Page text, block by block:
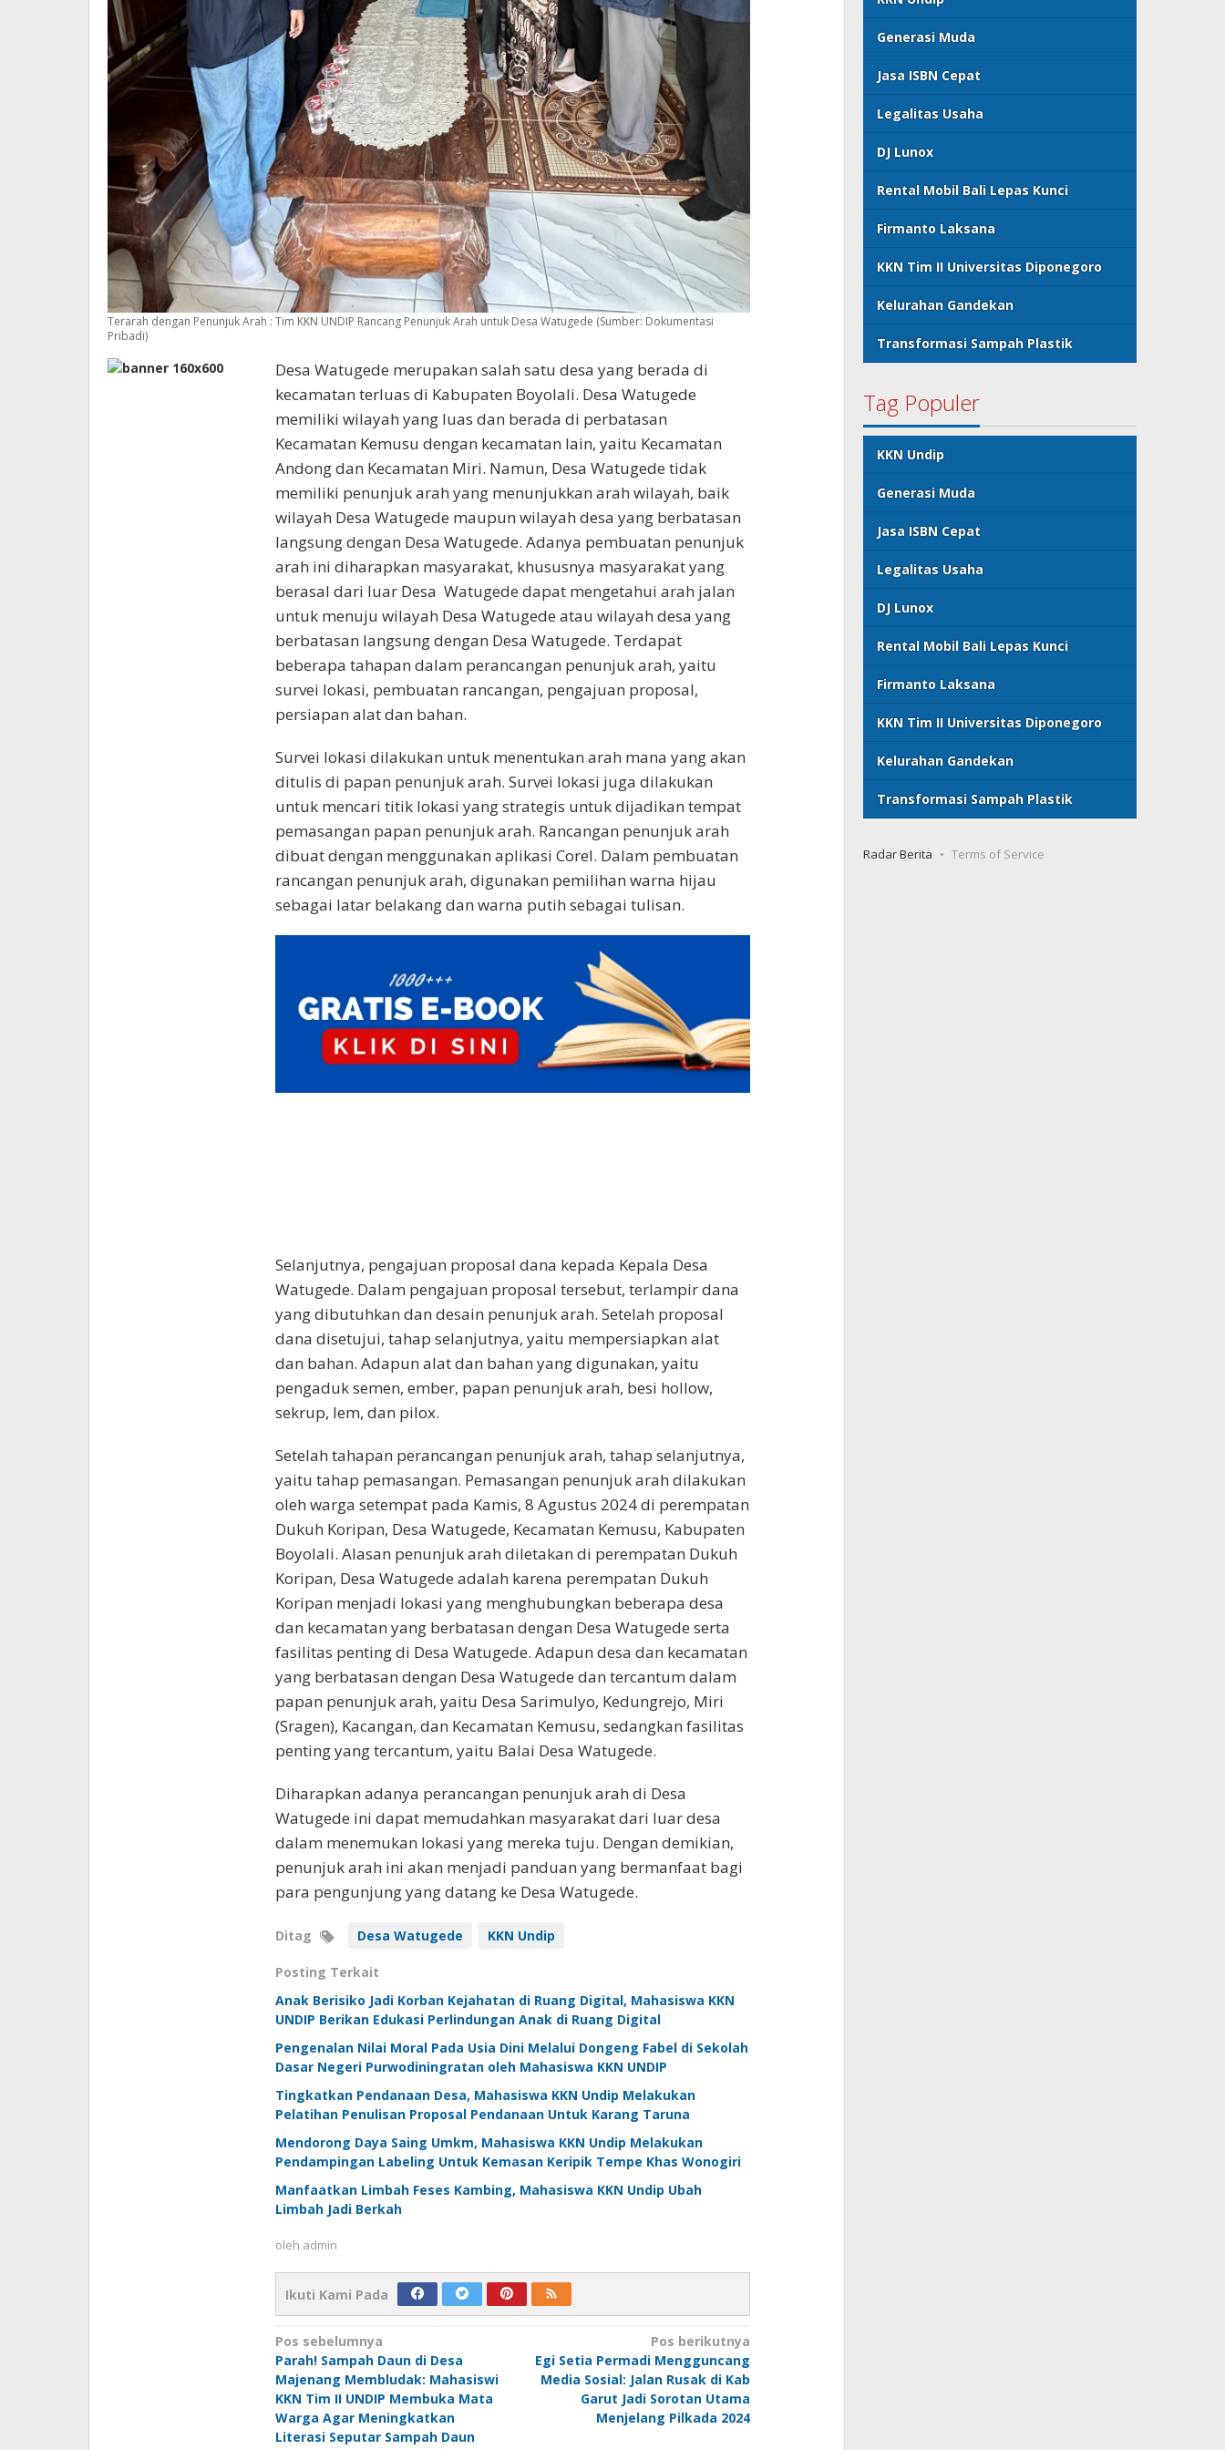
Terarah dengan Penunjuk Arah : Tim KKN UNDIP Rancang Penunjuk Arah untuk Desa Watugede (Sumber: Dokumentasi
Pribadi)
Desa Watugede merupakan salah satu desa yang berada di
kecamatan terluas di Kabupaten Boyolali. Desa Watugede
memiliki wilayah yang luas dan berada di perbatasan
Kecamatan Kemusu dengan kecamatan lain, yaitu Kecamatan
Andong dan Kecamatan Miri. Namun, Desa Watugede tidak
memiliki penunjuk arah yang menunjukkan arah wilayah, baik
wilayah Desa Watugede maupun wilayah desa yang berbatasan
langsung dengan Desa Watugede. Adanya pembuatan penunjuk
arah ini diharapkan masyarakat, khususnya masyarakat yang
berasal dari luar Desa Watugede dapat mengetahui arah jalan
untuk menuju wilayah Desa Watugede atau wilayah desa yang
berbatasan langsung dengan Desa Watugede. Terdapat
beberapa tahapan dalam perancangan penunjuk arah, yaitu
survei lokasi, pembuatan rancangan, pengajuan proposal,
persiapan alat dan bahan.
Survei lokasi dilakukan untuk menentukan arah mana yang akan
ditulis di papan penunjuk arah. Survei lokasi juga dilakukan
untuk mencari titik lokasi yang strategis untuk dijadikan tempat
pemasangan papan penunjuk arah. Rancangan penunjuk arah
dibuat dengan menggunakan aplikasi Corel. Dalam pembuatan
rancangan penunjuk arah, digunakan pemilihan warna hijau
sebagai latar belakang dan warna putih sebagai tulisan.
Selanjutnya, pengajuan proposal dana kepada Kepala Desa
Watugede. Dalam pengajuan proposal tersebut, terlampir dana
yang dibutuhkan dan desain penunjuk arah. Setelah proposal
dana disetujui, tahap selanjutnya, yaitu mempersiapkan alat
dan bahan. Adapun alat dan bahan yang digunakan, yaitu
pengaduk semen, ember, papan penunjuk arah, besi hollow,
sekrup, lem, dan pilox.
Setelah tahapan perancangan penunjuk arah, tahap selanjutnya,
yaitu tahap pemasangan. Pemasangan penunjuk arah dilakukan
oleh warga setempat pada Kamis, 8 Agustus 2024 di perempatan
Dukuh Koripan, Desa Watugede, Kecamatan Kemusu, Kabupaten
Boyolali. Alasan penunjuk arah diletakan di perempatan Dukuh
Koripan, Desa Watugede adalah karena perempatan Dukuh
Koripan menjadi lokasi yang menghubungkan beberapa desa
dan kecamatan yang berbatasan dengan Desa Watugede serta
fasilitas penting di Desa Watugede. Adapun desa dan kecamatan
yang berbatasan dengan Desa Watugede dan tercantum dalam
papan penunjuk arah, yaitu Desa Sarimulyo, Kedungrejo, Miri
(Sragen), Kacangan, dan Kecamatan Kemusu, sedangkan fasilitas
penting yang tercantum, yaitu Balai Desa Watugede.
Diharapkan adanya perancangan penunjuk arah di Desa
Watugede ini dapat memudahkan masyarakat dari luar desa
dalam menemukan lokasi yang mereka tuju. Dengan demikian,
penunjuk arah ini akan menjadi panduan yang bermanfaat bagi
para pengunjung yang datang ke Desa Watugede.
Ditag Desa Watugede KKN Undip
Posting Terkait
Anak Berisiko Jadi Korban Kejahatan di Ruang Digital, Mahasiswa KKN
UNDIP Berikan Edukasi Perlindungan Anak di Ruang Digital
Pengenalan Nilai Moral Pada Usia Dini Melalui Dongeng Fabel di Sekolah
Dasar Negeri Purwodiningratan oleh Mahasiswa KKN UNDIP
Tingkatkan Pendanaan Desa, Mahasiswa KKN Undip Melakukan
Pelatihan Penulisan Proposal Pendanaan Untuk Karang Taruna
Mendorong Daya Saing Umkm, Mahasiswa KKN Undip Melakukan
Pendampingan Labeling Untuk Kemasan Keripik Tempe Khas Wonogiri
Manfaatkan Limbah Feses Kambing, Mahasiswa KKN Undip Ubah
Limbah Jadi Berkah
oleh admin
Ikuti Kami Pada
Navigasi
pos
Pos sebelumnya
Parah! Sampah Daun di Desa
Majenang Membludak: Mahasiswi
KKN Tim II UNDIP Membuka Mata
Warga Agar Meningkatkan
Literasi Seputar Sampah Daun
Pos berikutnya
Egi Setia Permadi Mengguncang
Media Sosial: Jalan Rusak di Kab
Garut Jadi Sorotan Utama
Menjelang Pilkada 2024
Generasi Muda
Jasa ISBN Cepat
Legalitas Usaha
DJ Lunox
Rental Mobil Bali Lepas Kunci
Firmanto Laksana
KKN Tim II Universitas Diponegoro
Kelurahan Gandekan
Transformasi Sampah Plastik
Tag Populer
KKN Undip
Generasi Muda
Jasa ISBN Cepat
Legalitas Usaha
DJ Lunox
Rental Mobil Bali Lepas Kunci
Firmanto Laksana
KKN Tim II Universitas Diponegoro
Kelurahan Gandekan
Transformasi Sampah Plastik
Radar Berita Terms of Service